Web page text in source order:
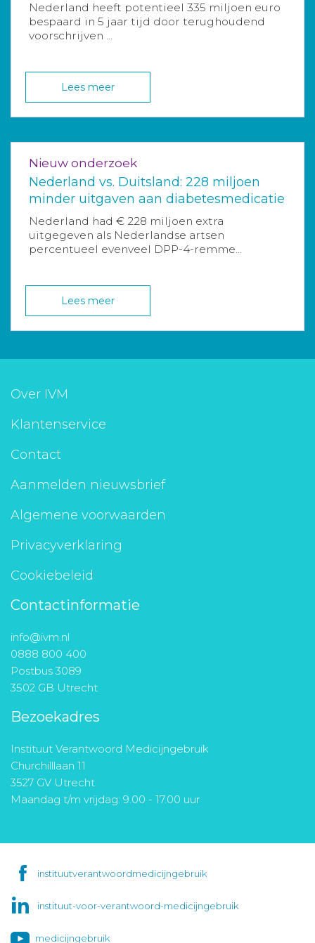
Nederland heeft potentieel 335 miljoen euro
bespaard in 5 jaar tijd door terughoudend
voorschrijven ...
Lees meer
Nieuw onderzoek
Nederland vs. Duitsland: 228 miljoen
minder uitgaven aan diabetesmedicatie
Nederland had € 228 miljoen extra
uitgegeven als Nederlandse artsen
percentueel evenveel DPP-4-remme...
Lees meer
Over IVM
Klantenservice
Contact
Aanmelden nieuwsbrief
Algemene voorwaarden
Privacyverklaring
Cookiebeleid
Contactinformatie
info@ivm.nl
0888 800 400
Postbus 3089
3502 GB Utrecht
Bezoekadres
Instituut Verantwoord Medicijngebruik
Churchilllaan 11
3527 GV Utrecht
Maandag t/m vrijdag: 9.00 - 17.00 uur
instituutverantwoordmedicijngebruik
instituut-voor-verantwoord-medicijngebruik
medicijngebruik